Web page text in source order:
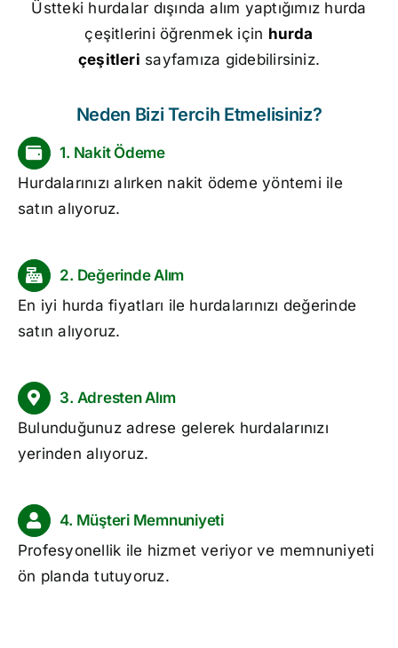
Üstteki hurdalar dışında alım yaptığımız hurda
çeşitlerini öğrenmek için hurda
çeşitleri sayfamıza gidebilirsiniz.
Neden Bizi Tercih Etmelisiniz?
1. Nakit Ödeme
Hurdalarınızı alırken nakit ödeme yöntemi ile
satın alıyoruz.
2. Değerinde Alım
En iyi hurda fiyatları ile hurdalarınızı değerinde
satın alıyoruz.
3. Adresten Alım
Bulunduğunuz adrese gelerek hurdalarınızı
yerinden alıyoruz.
4. Müşteri Memnuniyeti
Profesyonellik ile hizmet veriyor ve memnuniyeti
ön planda tutuyoruz.